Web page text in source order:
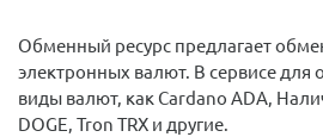
Обменный ресурс предлагает
электронных валют. В сервисе для
виды валют, как Cardano ADA,
DOGE, Tron TRX и другие.